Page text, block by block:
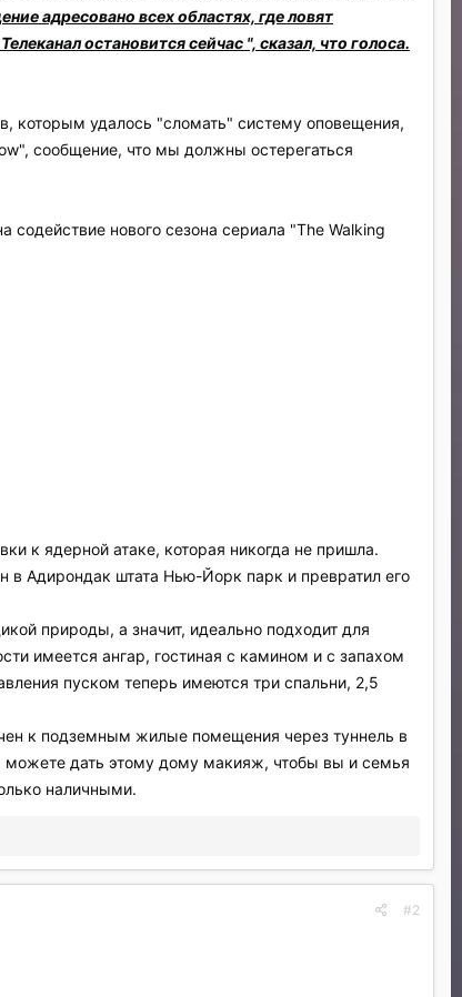
адресовано всех областях, где ловят
остановится сейчас ", сказал, что голоса.
которым удалось "сломать" систему оповещения,
сообщение, что мы должны остерегаться
нового сезона сериала "The Walking
к ядерной атаке, которая никогда не пришла.
в Адирондак штата Нью-Йорк парк и превратил его
природы, а значит, идеально подходит для
имеется ангар, гостиная с камином и с запахом
пуском теперь имеются три спальни, 2,5
к подземным жилые помещения через туннель в
можете дать этому дому макияж, чтобы вы и семья
наличными.
#2